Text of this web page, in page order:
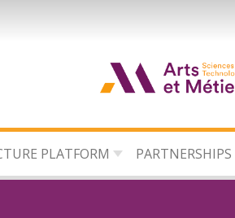
PLATFORM PARTNERSHIPS